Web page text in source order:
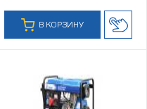
В КОРЗИНУ